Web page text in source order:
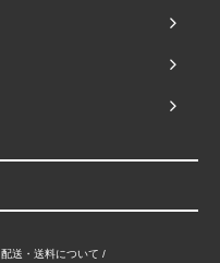
配送・送料について /